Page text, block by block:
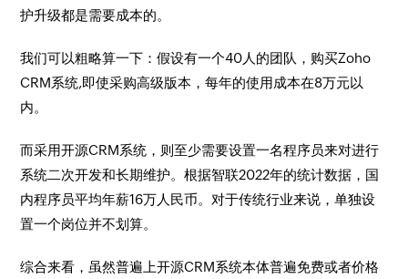
护升级都是需要成本的。
我们可以粗略算一下：假设有一个40人的团队，购买Zoho
CRM系统,即使采购高级版本，每年的使用成本在8万元以
内。
而采用开源CRM系统，则至少需要设置一名程序员来对进行
系统二次开发和长期维护。根据智联2022年的统计数据，国
内程序员平均年薪16万人民币。对于传统行业来说，单独设
置一个岗位并不划算。
综合来看，虽然普遍上开源CRM系统本体普遍免费或者价格